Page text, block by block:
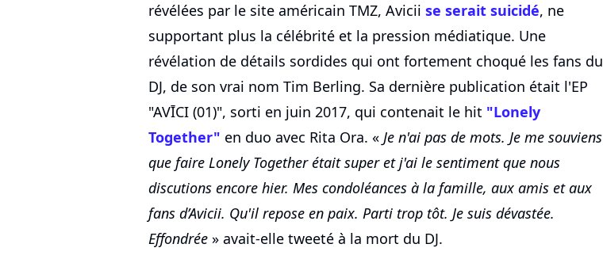
révélées par le site américain TMZ, Avicii se serait suicidé, ne
supportant plus la célébrité et la pression médiatique. Une
révélation de détails sordides qui ont fortement choqué les fans du
DJ, de son vrai nom Tim Berling. Sa dernière publication était l'EP
"AVĪCI (01)", sorti en juin 2017, qui contenait le hit "Lonely
Together" en duo avec Rita Ora. « Je n'ai pas de mots. Je me souviens
que faire Lonely Together était super et j'ai le sentiment que nous
discutions encore hier. Mes condoléances à la famille, aux amis et aux
fans d’Avicii. Qu'il repose en paix. Parti trop tôt. Je suis dévastée.
Effondrée » avait-elle tweeté à la mort du DJ.